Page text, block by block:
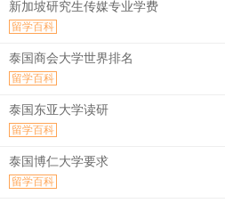
新加坡研究生传媒专业学费
留学百科
泰国商会大学世界排名
留学百科
泰国东亚大学读研
留学百科
泰国博仁大学要求
留学百科